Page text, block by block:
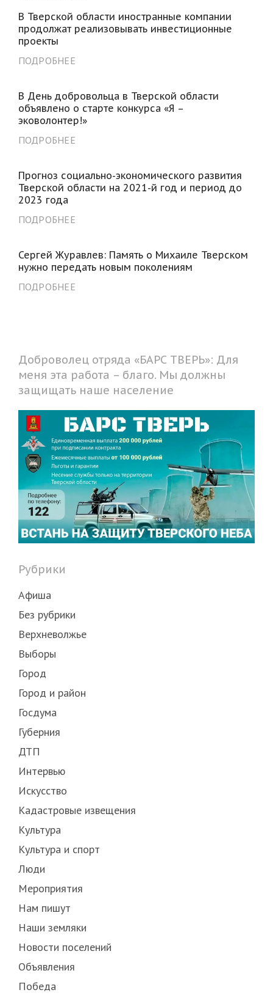
В Тверской области иностранные компании
продолжат реализовывать инвестиционные
проекты
ПОДРОБНЕЕ
В День добровольца в Тверской области
объявлено о старте конкурса «Я –
эковолонтер!»
ПОДРОБНЕЕ
Прогноз социально-экономического развития
Тверской области на 2021-й год и период до
2023 года
ПОДРОБНЕЕ
Сергей Журавлев: Память о Михаиле Тверском
нужно передать новым поколениям
ПОДРОБНЕЕ
Доброволец отряда «БАРС ТВЕРЬ»: Для
меня эта работа – благо. Мы должны
защищать наше население
Рубрики
Афиша
Без рубрики
Верхневолжье
Выборы
Город
Город и район
Госдума
Губерния
ДТП
Интервью
Искусство
Кадастровые извещения
Культура
Культура и спорт
Люди
Мероприятия
Нам пишут
Наши земляки
Новости поселений
Объявления
Победа